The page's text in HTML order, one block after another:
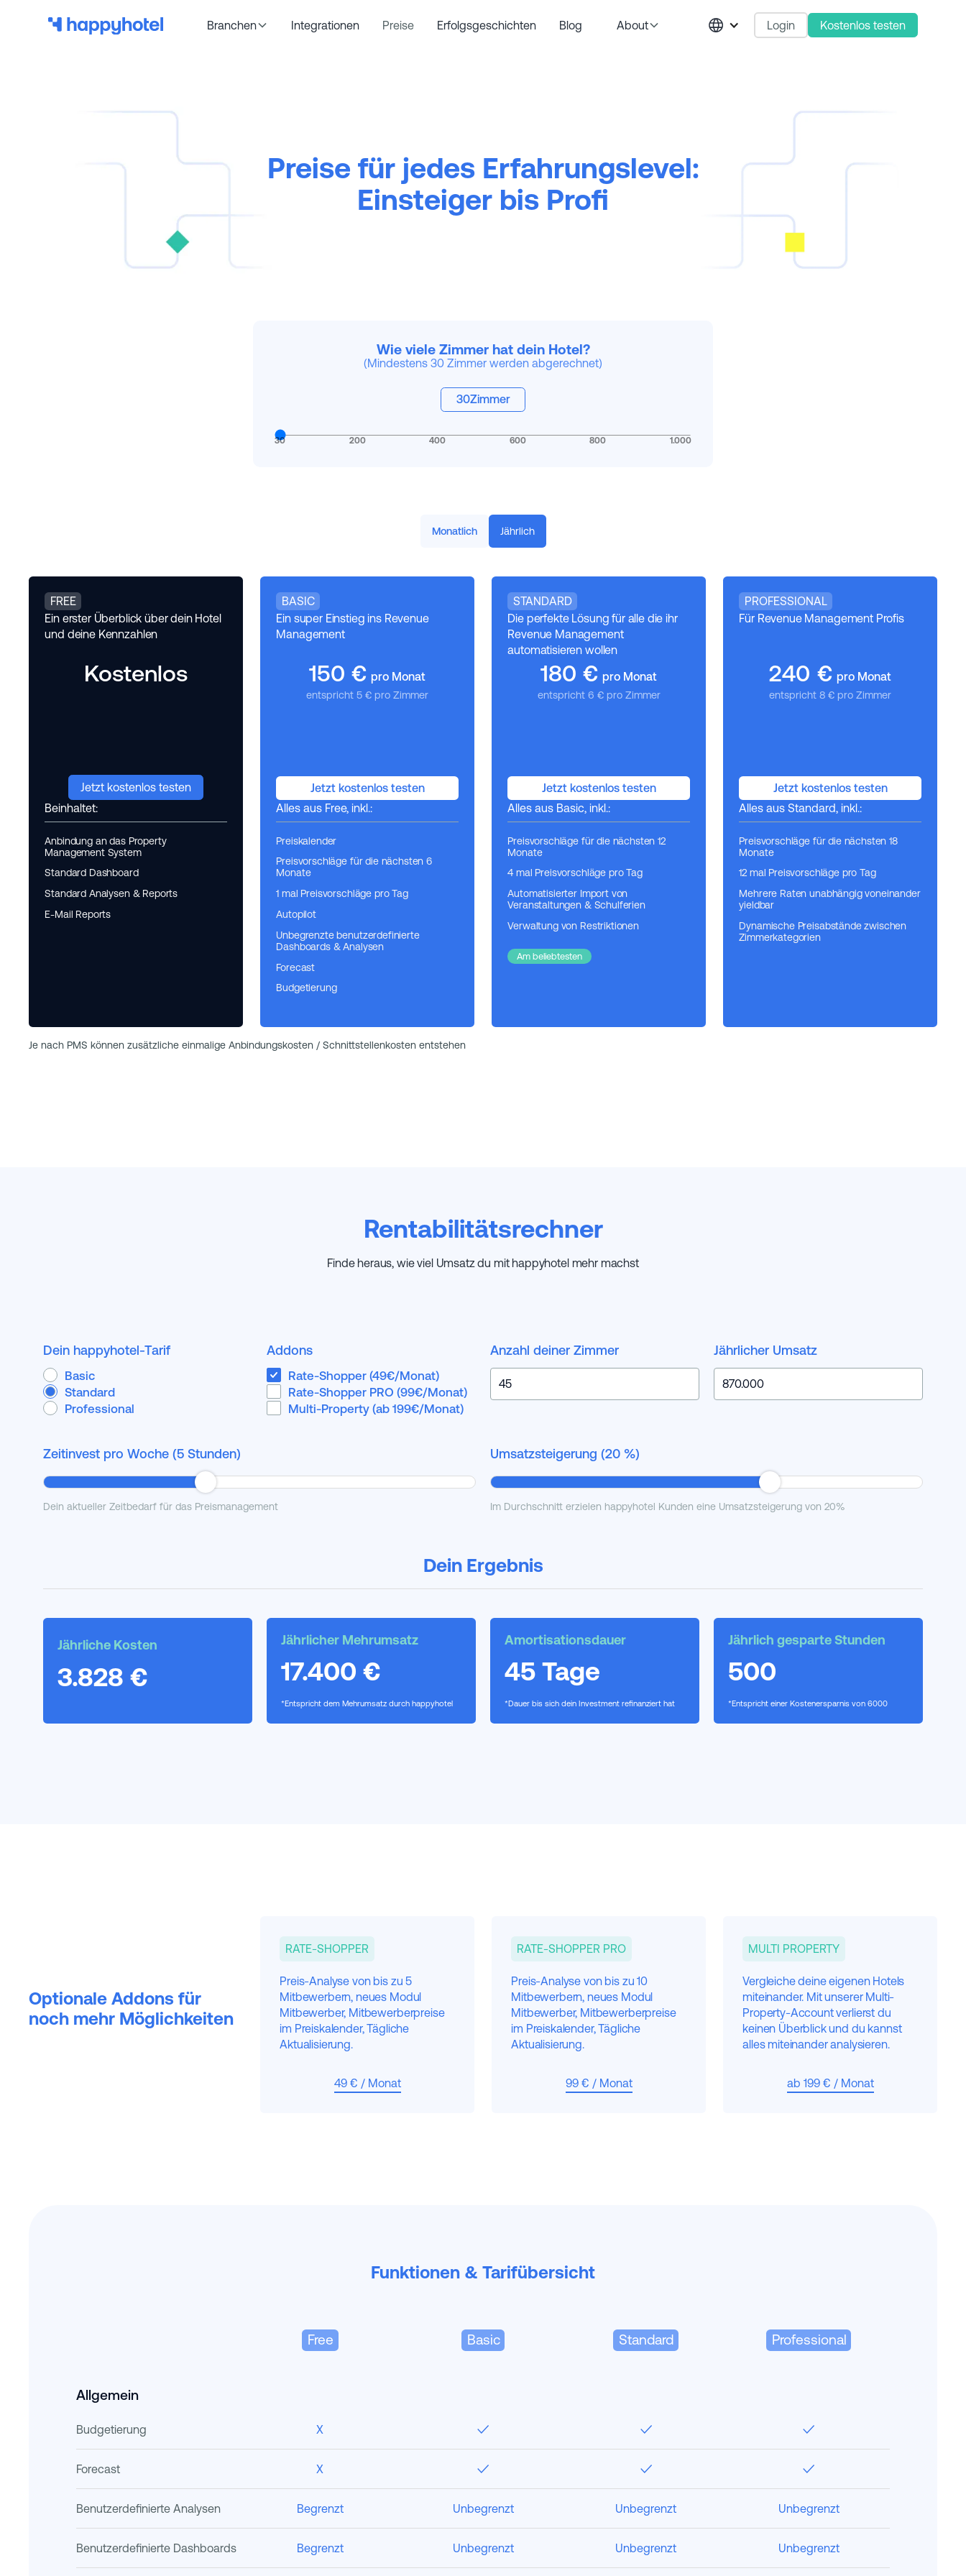
Branchen Integrationen Preise Erfolgsgeschichten Blog About Login Kostenlos testen
Preise für jedes Erfahrungslevel:
Einsteiger bis Profi
Wie viele Zimmer hat dein Hotel?
(Mindestens 30 Zimmer werden abgerechnet)
30Zimmer
30 200 400 600 800 1.000
Monatlich Jährlich
FREE
Ein erster Überblick über dein Hotel
und deine Kennzahlen
Kostenlos
Jetzt kostenlos testen
Beinhaltet:
Anbindung an das Property
Management System
Standard Dashboard
Standard Analysen & Reports
E-Mail Reports
BASIC
Ein super Einstieg ins Revenue
Management
150 € pro Monat
entspricht 5 € pro Zimmer
Jetzt kostenlos testen
Alles aus Free, inkl.:
Preiskalender
Preisvorschläge für die nächsten 6
Monate
1 mal Preisvorschläge pro Tag
Autopilot
Unbegrenzte benutzerdefinierte
Dashboards & Analysen
Forecast
Budgetierung
STANDARD
Die perfekte Lösung für alle die ihr
Revenue Management
automatisieren wollen
180 € pro Monat
entspricht 6 € pro Zimmer
Jetzt kostenlos testen
Alles aus Basic, inkl.:
Preisvorschläge für die nächsten 12
Monate
4 mal Preisvorschläge pro Tag
Automatisierter Import von
Veranstaltungen & Schulferien
Verwaltung von Restriktionen
Am beliebtesten
PROFESSIONAL
Für Revenue Management Profis
240 € pro Monat
entspricht 8 € pro Zimmer
Jetzt kostenlos testen
Alles aus Standard, inkl.:
Preisvorschläge für die nächsten 18
Monate
12 mal Preisvorschläge pro Tag
Mehrere Raten unabhängig voneinander
yieldbar
Dynamische Preisabstände zwischen
Zimmerkategorien
Je nach PMS können zusätzliche einmalige Anbindungskosten / Schnittstellenkosten entstehen
Rentabilitätsrechner
Finde heraus, wie viel Umsatz du mit happyhotel mehr machst
Dein happyhotel-Tarif
Basic
Standard
Professional
Addons
Rate-Shopper (49€/Monat)
Rate-Shopper PRO (99€/Monat)
Multi-Property (ab 199€/Monat)
Anzahl deiner Zimmer Jährlicher Umsatz
Zeitinvest pro Woche (5 Stunden)
Dein aktueller Zeitbedarf für das Preismanagement
Umsatzsteigerung (20 %)
Im Durchschnitt erzielen happyhotel Kunden eine Umsatzsteigerung von 20%
Dein Ergebnis
Jährliche Kosten
3.828 €
Jährlicher Mehrumsatz
17.400 €
*Entspricht dem Mehrumsatz durch happyhotel
Amortisationsdauer
45 Tage
*Dauer bis sich dein Investment refinanziert hat
Jährlich gesparte Stunden
500
*Entspricht einer Kostenersparnis von 6000
Optionale Addons für
noch mehr Möglichkeiten
RATE-SHOPPER
Preis-Analyse von bis zu 5
Mitbewerbern, neues Modul
Mitbewerber, Mitbewerberpreise
im Preiskalender, Tägliche
Aktualisierung.
49 € / Monat
RATE-SHOPPER PRO
Preis-Analyse von bis zu 10
Mitbewerbern, neues Modul
Mitbewerber, Mitbewerberpreise
im Preiskalender, Tägliche
Aktualisierung.
99 € / Monat
MULTI PROPERTY
Vergleiche deine eigenen Hotels
miteinander. Mit unserer Multi-
Property-Account verlierst du
keinen Überblick und du kannst
alles miteinander analysieren.
ab 199 € / Monat
Funktionen & Tarifübersicht
Free Basic Standard Professional
Allgemein
Budgetierung X ✓ ✓ ✓
Forecast X ✓ ✓ ✓
Benutzerdefinierte Analysen Begrenzt Unbegrenzt Unbegrenzt Unbegrenzt
Benutzerdefinierte Dashboards Begrenzt Unbegrenzt Unbegrenzt Unbegrenzt